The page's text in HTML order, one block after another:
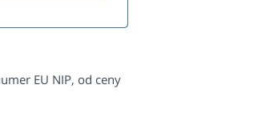
EU NIP, od ceny